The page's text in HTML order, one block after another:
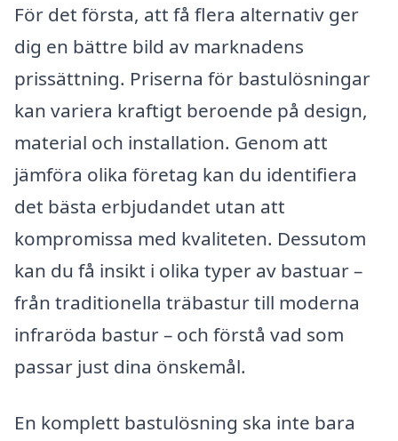
För det första, att få flera alternativ ger
dig en bättre bild av marknadens
prissättning. Priserna för bastulösningar
kan variera kraftigt beroende på design,
material och installation. Genom att
jämföra olika företag kan du identifiera
det bästa erbjudandet utan att
kompromissa med kvaliteten. Dessutom
kan du få insikt i olika typer av bastuar –
från traditionella träbastur till moderna
infraröda bastur – och förstå vad som
passar just dina önskemål.
En komplett bastulösning ska inte bara